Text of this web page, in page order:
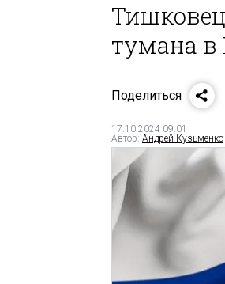
тумана в
Поделиться
17.10.2024 09:01
Автор: Андрей Кузьменко